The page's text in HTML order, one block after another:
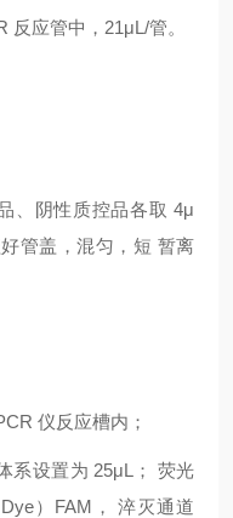
反应管中，21μL/管。
、阴性质控品各取 4μ
管盖，混匀，短 暂离
仪反应槽内；
系设置为 25μL； 荧光
）FAM， 淬灭通道